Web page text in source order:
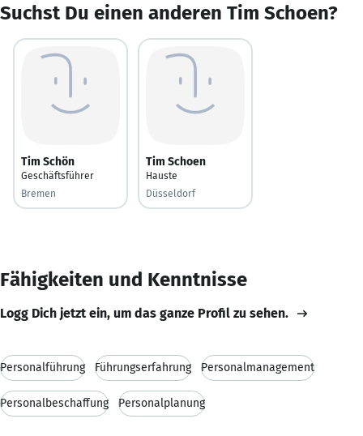
Suchst Du einen anderen Tim Schoen?
Tim Schön
Geschäftsführer
Bremen
Tim Schoen
Hauste
Düsseldorf
Fähigkeiten und Kenntnisse
Logg Dich jetzt ein, um das ganze Profil zu sehen.
Personalführung Führungserfahrung Personalmanagement
Personalbeschaffung Personalplanung